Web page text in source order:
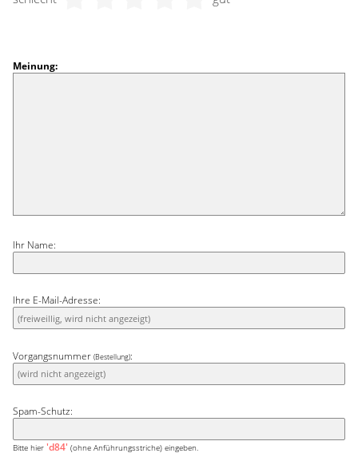
Meinung:
Ihr Name:
Ihre E-Mail-Adresse:
Vorgangsnummer (Bestellung):
Spam-Schutz:
Bitte hier 'd84' (ohne Anführungsstriche) eingeben.